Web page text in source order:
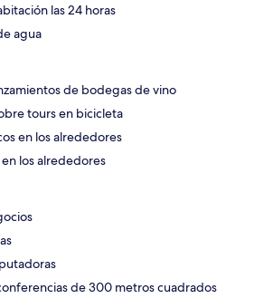
las 24 horas
agua
de bodegas de vino
tours en bicicleta
en los alrededores
los alrededores
de 300 metros cuadrados